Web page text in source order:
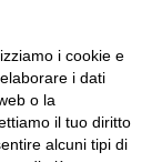
i cookie e
i dati
o la
il tuo diritto
alcuni tipi di